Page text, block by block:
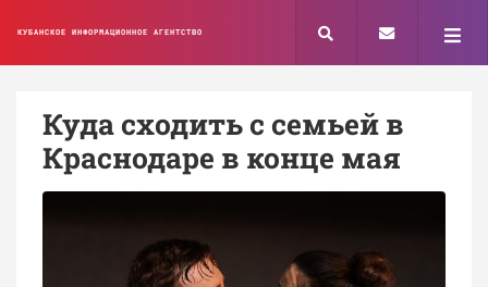
КУБАНСКОЕ ИНФОРМАЦИОННОЕ АГЕНТСТВО
Куда сходить с семьей в
Краснодаре в конце мая